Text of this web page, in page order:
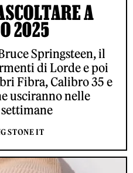
A
2025
Springsteen, il
di Lorde e poi
Fibra, Calibro 35 e
usciranno nelle
STONE IT